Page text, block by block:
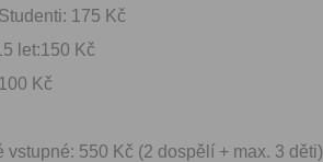
175 Kč
let:150 Kč
Kč
vstupné: 550 Kč (2 dospělí + max. 3 děti)